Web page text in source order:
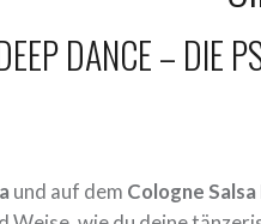
DANCE – DIE
und auf dem Cologne